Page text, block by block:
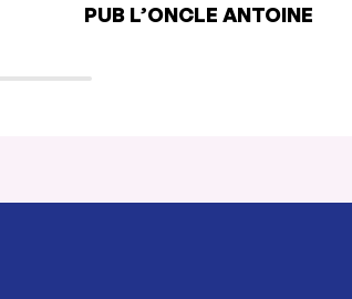
PUB L’ONCLE ANTOINE